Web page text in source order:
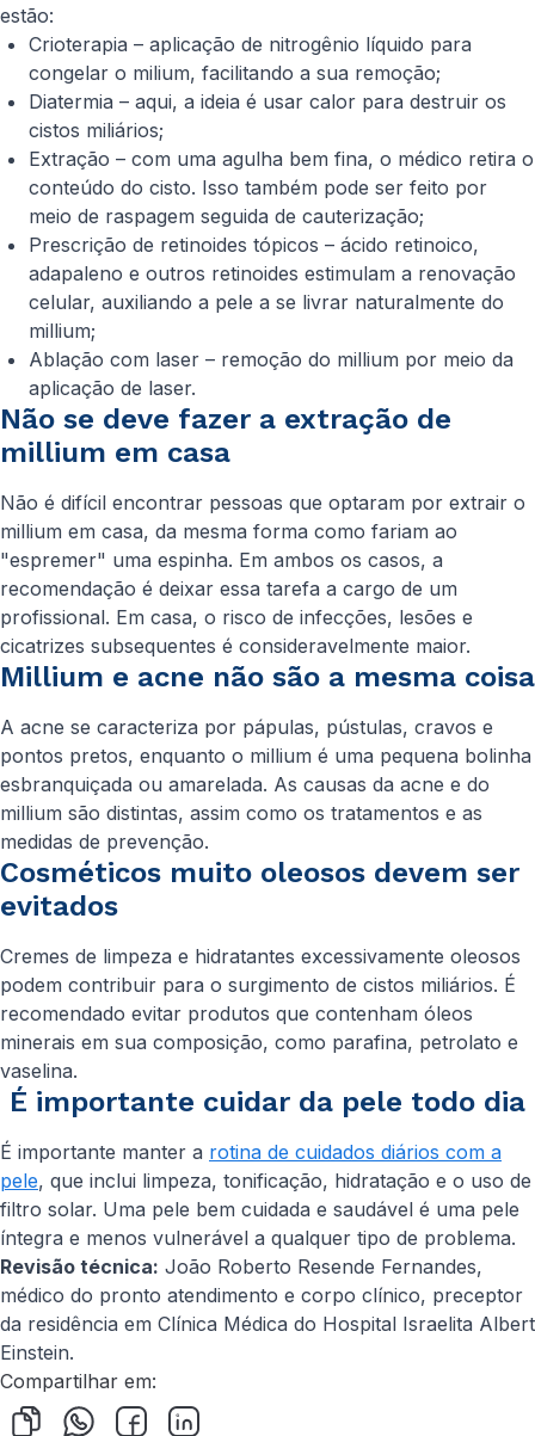
estão:
Crioterapia – aplicação de nitrogênio líquido para
congelar o milium, facilitando a sua remoção;
Diatermia – aqui, a ideia é usar calor para destruir os
cistos miliários;
Extração – com uma agulha bem fina, o médico retira o
conteúdo do cisto. Isso também pode ser feito por
meio de raspagem seguida de cauterização;
Prescrição de retinoides tópicos – ácido retinoico,
adapaleno e outros retinoides estimulam a renovação
celular, auxiliando a pele a se livrar naturalmente do
millium;
Ablação com laser – remoção do millium por meio da
aplicação de laser.
Não se deve fazer a extração de
millium em casa
Não é difícil encontrar pessoas que optaram por extrair o
millium em casa, da mesma forma como fariam ao
"espremer" uma espinha. Em ambos os casos, a
recomendação é deixar essa tarefa a cargo de um
profissional. Em casa, o risco de infecções, lesões e
cicatrizes subsequentes é consideravelmente maior.
Millium e acne não são a mesma coisa
A acne se caracteriza por pápulas, pústulas, cravos e
pontos pretos, enquanto o millium é uma pequena bolinha
esbranquiçada ou amarelada. As causas da acne e do
millium são distintas, assim como os tratamentos e as
medidas de prevenção.
Cosméticos muito oleosos devem ser
evitados
Cremes de limpeza e hidratantes excessivamente oleosos
podem contribuir para o surgimento de cistos miliários. É
recomendado evitar produtos que contenham óleos
minerais em sua composição, como parafina, petrolato e
vaselina.
É importante cuidar da pele todo dia
É importante manter a rotina de cuidados diários com a
pele, que inclui limpeza, tonificação, hidratação e o uso de
filtro solar. Uma pele bem cuidada e saudável é uma pele
íntegra e menos vulnerável a qualquer tipo de problema.
Revisão técnica: João Roberto Resende Fernandes,
médico do pronto atendimento e corpo clínico, preceptor
da residência em Clínica Médica do Hospital Israelita Albert
Einstein.
Compartilhar em: